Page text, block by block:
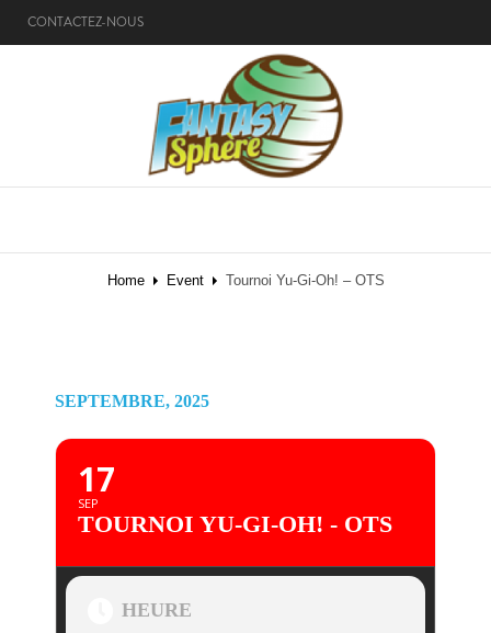
CONTACTEZ-NOUS
Home Event Tournoi Yu-Gi-Oh! – OTS
SEPTEMBRE, 2025
17
SEP
TOURNOI YU-GI-OH! - OTS
HEURE